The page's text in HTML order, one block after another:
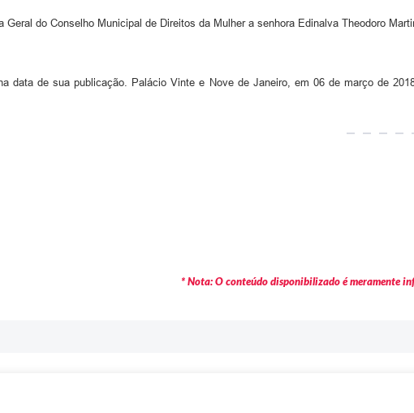
Geral do Conselho Municipal de Direitos da Mulher a senhora Edinalva Theodoro
data de sua publicação. Palácio Vinte e Nove de Janeiro, em 06 de março de
* Nota: O conteúdo disponibilizado é meramente